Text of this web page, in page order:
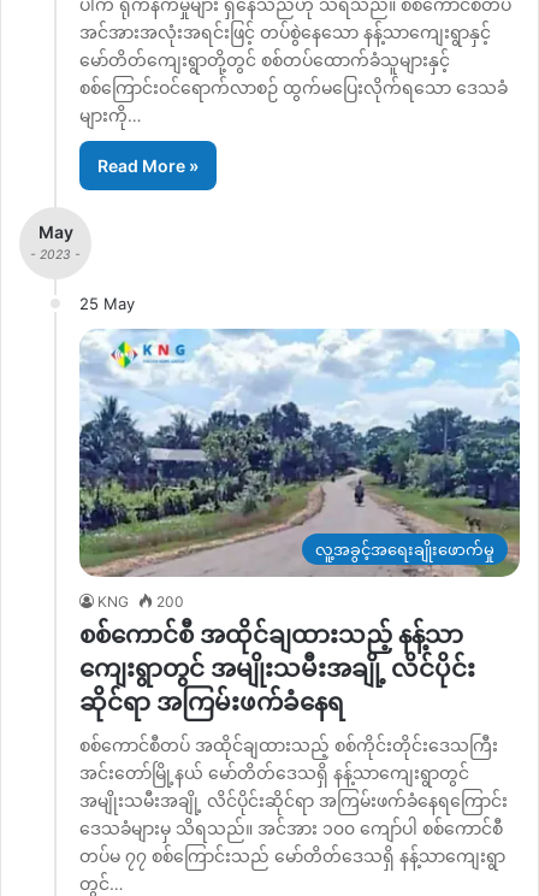
ပါက ရိုက်နက်မှုများ ရှိနေသည်ဟု သိရသည်။ စစ်ကောင်စီတပ်
အင်အားအလုံးအရင်းဖြင့် တပ်စွဲနေသော နန့်သာကျေးရွာနှင့်
မော်တိတ်ကျေးရွာတို့တွင် စစ်တပ်ထောက်ခံသူများနှင့်
စစ်ကြောင်းဝင်ရောက်လာစဉ် ထွက်မပြေးလိုက်ရသော ဒေသခံ
များကို…
Read More »
May
- 2023 -
25 May
လူ့အခွင့်အရေးချိုးဖောက်မှု
KNG 200
စစ်ကောင်စီ အထိုင်ချထားသည့် နန့်သာ
ကျေးရွာတွင် အမျိုးသမီးအချို့ လိင်ပိုင်း
ဆိုင်ရာ အကြမ်းဖက်ခံနေရ
စစ်ကောင်စီတပ် အထိုင်ချထားသည့် စစ်ကိုင်းတိုင်းဒေသကြီး
အင်းတော်မြို့နယ် မော်တိတ်ဒေသရှိ နန့်သာကျေးရွာတွင်
အမျိုးသမီးအချို့ လိင်ပိုင်းဆိုင်ရာ အကြမ်းဖက်ခံနေရကြောင်း
ဒေသခံများမှ သိရသည်။ အင်အား ၁၀၀ ကျော်ပါ စစ်ကောင်စီ
တပ်မ ၇၇ စစ်ကြောင်းသည် မော်တိတ်ဒေသရှိ နန့်သာကျေးရွာ
တွင်…